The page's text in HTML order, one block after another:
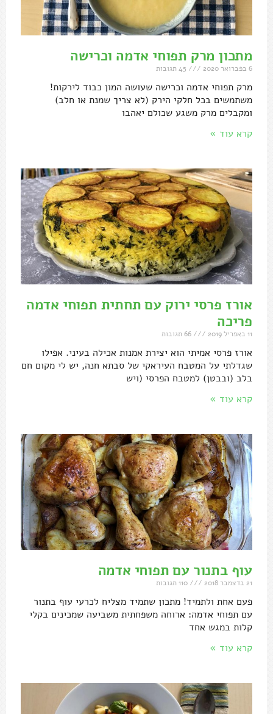
מתכון מרק תפוחי אדמה וכרישה
6 בפברואר 2020
מרק תפוחי אדמה וכרישה שעושה המון כבוד לירקות!
משתמשים בכל חלקי הירק (לא צריך שמנת או חלב)
ומקבלים מרק משגע שכולם יאהבו
קרא עוד »
אורז פרסי ירוק עם תחתית תפוחי אדמה
פריכה
11 באפריל 2019
אורז פרסי אמיתי הוא יצירת אמנות אכילה בעיני. אפילו
שגדלתי על המטבח העיראקי של סבתא חנה, יש לי מקום חם
בלב (ובבטן) למטבח הפרסי (ויש
קרא עוד »
עוף בתנור עם תפוחי אדמה
21 בדצמבר 2018
פעם אחת ולתמיד! מתכון שתמיד מצליח לכרעי עוף בתנור
עם תפוחי אדמה: ארוחה משפחתית משביעה שמכינים בקלי
קלות במגש אחד
קרא עוד »